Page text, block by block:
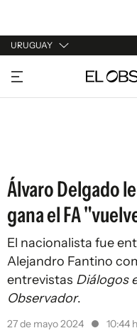
URUGUAY
URUGUAY
ARGENTINA
Álvaro Delgado
gana el FA
El nacionalista fue
Alejandro Fantino
entrevistas Diálogos
Observador.
27 de mayo 2024 10:44